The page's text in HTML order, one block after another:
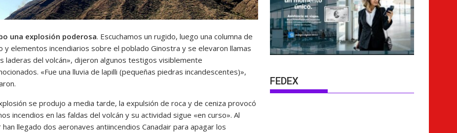
una explosión poderosa. Escuchamos un rugido, luego una columna de
y elementos incendiarios sobre el poblado Ginostra y se elevaron llamas
laderas del volcán», dijeron algunos testigos visiblemente
«Fue una lluvia de lapilli (pequeñas piedras incandescentes)»,
se produjo a media tarde, la expulsión de roca y de ceniza provocó
incendios en las faldas del volcán y su actividad sigue «en curso». Al
han llegado dos aeronaves antiincendios Canadair para apagar los
FEDEX